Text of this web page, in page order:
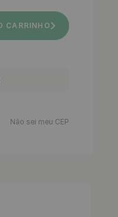
CARRINHO
Não sei meu CEP